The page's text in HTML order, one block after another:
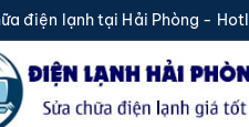
điện lạnh tại Hải Phòng -